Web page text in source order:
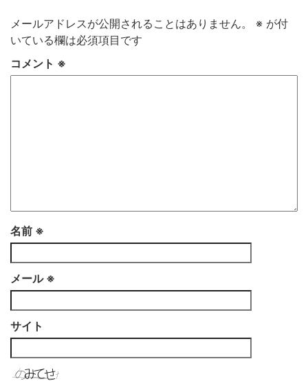
メールアドレスが公開されることはありません。 ※ が付
いている欄は必須項目です
コメント ※
名前 ※
メール ※
サイト